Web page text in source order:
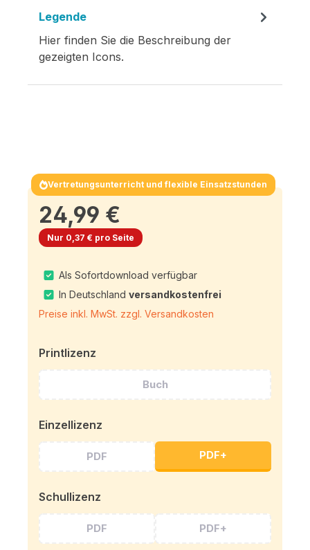
Legende
Hier finden Sie die Beschreibung der
gezeigten Icons.
Vertretungsunterricht und flexible Einsatzstunden
24,99 €
Nur 0,37 € pro Seite
Als Sofortdownload verfügbar
In Deutschlandversandkostenfrei
Preise inkl. MwSt. zzgl. Versandkosten
Printlizenz
Buch
Einzellizenz
PDF PDF+
Schullizenz
PDF PDF+